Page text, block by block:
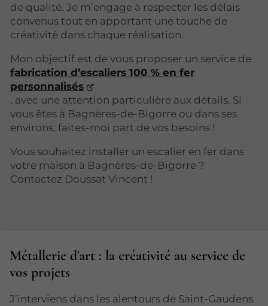
de qualité. Je m’engage à respecter les délais
convenus tout en apportant une touche de
créativité dans chaque réalisation.
Mon objectif est de vous proposer un service de
fabrication d’escaliers 100 % en fer
personnalisés
, avec une attention particulière aux détails. Si
vous êtes à Bagnères-de-Bigorre ou dans ses
environs, faites-moi part de vos besoins !
Vous souhaitez installer un escalier en fer dans
votre maison à Bagnères-de-Bigorre ?
Contactez Doussat Vincent !
Métallerie d'art : la créativité au service de
vos projets
J’interviens dans les alentours de Saint-Gaudens